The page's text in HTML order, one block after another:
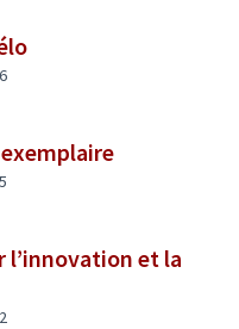
6
5
l’innovation et la
2